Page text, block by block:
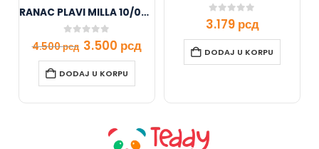
RANAC PLAVI MILLA 10/0857
out of 5
4.500рсд 3.500 рсд
DODAJ U KORPU
0 out of 5
3.179 рсд
DODAJ U KORPU